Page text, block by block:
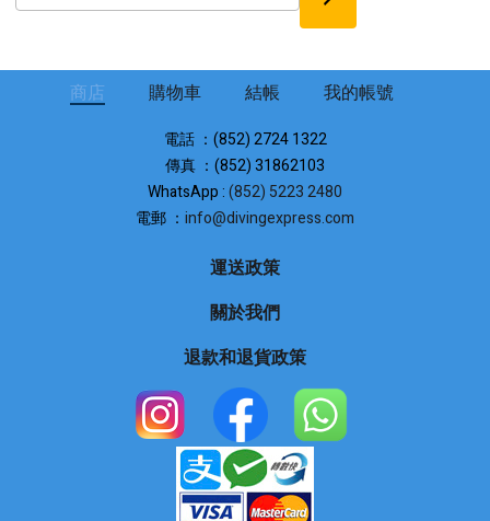
商店 購物車 結帳 我的帳號
電話 ：(852) 2724 1322
傳真 ：(852) 31862103
WhatsApp :(852) 5223 2480
電郵 ： info@divingexpress.com
運送政策
關於我們
退款和退貨政策